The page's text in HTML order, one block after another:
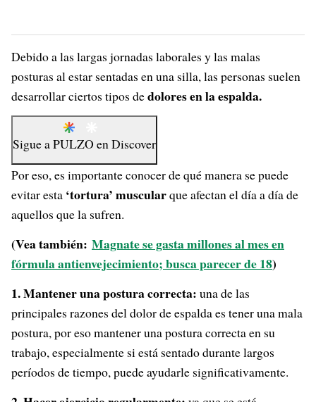
Debido a las largas jornadas laborales y las malas
posturas al estar sentadas en una silla, las personas suelen
desarrollar ciertos tipos dedolores en la espalda.
Sigue aPULZO enDiscover
Por eso, es importante conocer de qué manera se puede
evitar esta ‘tortura’ muscularque afectan el día a día de
aquellos que la sufren.
(Vea también: Magnate se gasta millones al mes en
fórmula antienvejecimiento; busca parecer de 18)
1. Mantener una postura correcta: una de las
principales razones del dolor de espalda es tener una mala
postura, por eso mantener una postura correcta en su
trabajo, especialmente si está sentado durante largos
períodos de tiempo, puede ayudarle significativamente.